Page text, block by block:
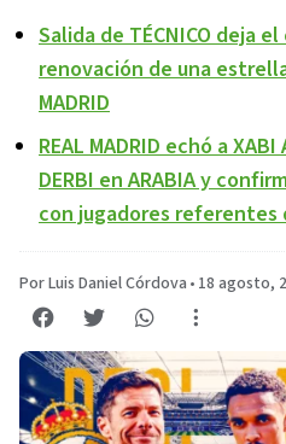
Salida de TÉCNICO deja
renovación de una
MADRID
REAL MADRID echó a
DERBI en ARABIA y
con jugadores
Por Luis Daniel Córdova • 18 agosto,